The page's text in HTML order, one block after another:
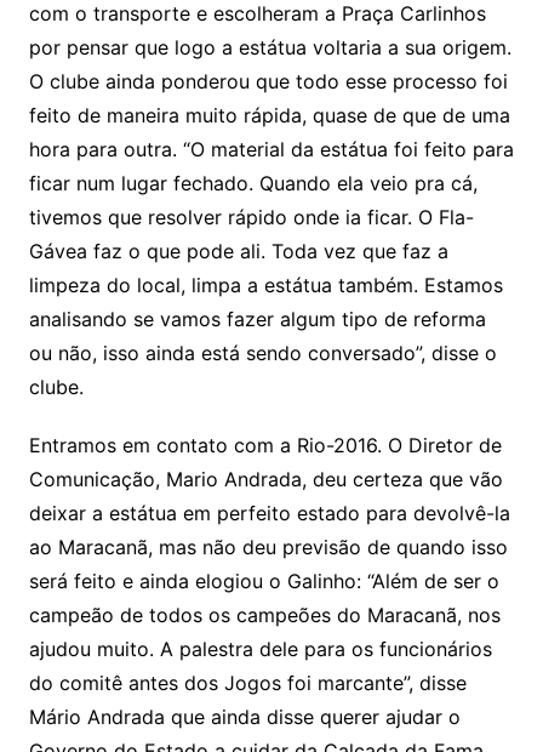
com o transporte e escolheram a Praça Carlinhos
por pensar que logo a estátua voltaria a sua origem.
O clube ainda ponderou que todo esse processo foi
feito de maneira muito rápida, quase de que de uma
hora para outra. “O material da estátua foi feito para
ficar num lugar fechado. Quando ela veio pra cá,
tivemos que resolver rápido onde ia ficar. O Fla-
Gávea faz o que pode ali. Toda vez que faz a
limpeza do local, limpa a estátua também. Estamos
analisando se vamos fazer algum tipo de reforma
ou não, isso ainda está sendo conversado”, disse o
clube.
Entramos em contato com a Rio-2016. O Diretor de
Comunicação, Mario Andrada, deu certeza que vão
deixar a estátua em perfeito estado para devolvê-la
ao Maracanã, mas não deu previsão de quando isso
será feito e ainda elogiou o Galinho: “Além de ser o
campeão de todos os campeões do Maracanã, nos
ajudou muito. A palestra dele para os funcionários
do comitê antes dos Jogos foi marcante”, disse
Mário Andrada que ainda disse querer ajudar o